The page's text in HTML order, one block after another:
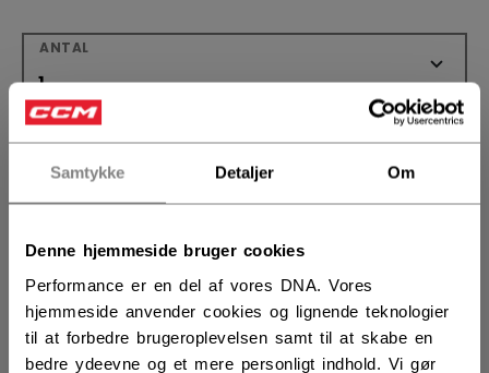
Samtykke Detaljer Om
Denne hjemmeside bruger cookies
Performance er en del af vores DNA. Vores
hjemmeside anvender cookies og lignende teknologier
til at forbedre brugeroplevelsen samt til at skabe en
bedre ydeevne og et mere personligt indhold. Vi gør
ANTAL
FIND I BUTIK
Leveringsvilkår Gratis retur
ÅBN SOCIALE